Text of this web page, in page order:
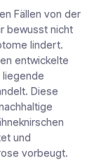
Fällen von der
bewusst nicht
lindert.
entwickelte
Diese
und
vorbeugt.